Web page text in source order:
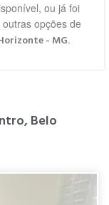
ou já foi
opções de
- MG.
Belo